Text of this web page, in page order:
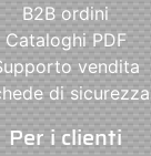
B2B ordini
Cataloghi PDF
vendita
di sicurezza
Per i clienti